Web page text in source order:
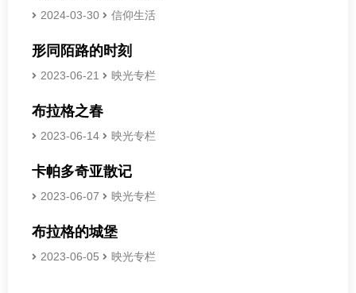
2024-03-30 信仰生活
形同陌路的时刻
2023-06-21 映光专栏
布拉格之春
2023-06-14 映光专栏
卡帕多奇亚散记
2023-06-07 映光专栏
布拉格的城堡
2023-06-05 映光专栏